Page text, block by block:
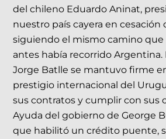
del chileno Eduardo Aninat,
nuestro país cayera en cesación
siguiendo el mismo camino que
antes había recorrido Argentina.
Jorge Batlle se mantuvo firme
prestigio internacional del
sus contratos y cumplir con sus
Ayuda del gobierno de George
que habilitó un crédito puente,